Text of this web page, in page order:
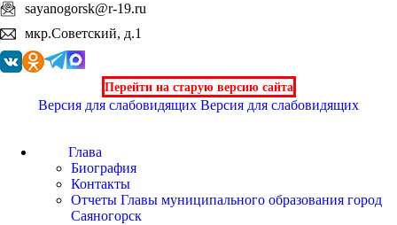
sayanogorsk@r-19.ru
мкр.Советский, д.1
Перейти на старую версию сайта
Версия для слабовидящих Версия для слабовидящих
Глава
Биография
Контакты
Отчеты Главы муниципального образования город
Саяногорск